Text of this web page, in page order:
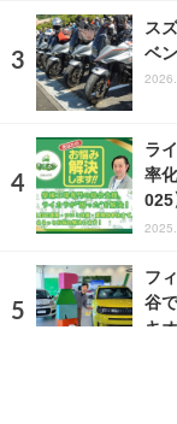
ス
ベ
ラ
率
025
フ
谷
キ